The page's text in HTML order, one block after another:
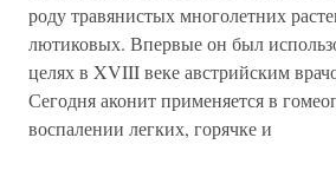
роду травянистых многолетних
лютиковых. Впервые он был
целях в XVIII веке австрийским
Сегодня аконит применяется в
воспалении легких, горячке и